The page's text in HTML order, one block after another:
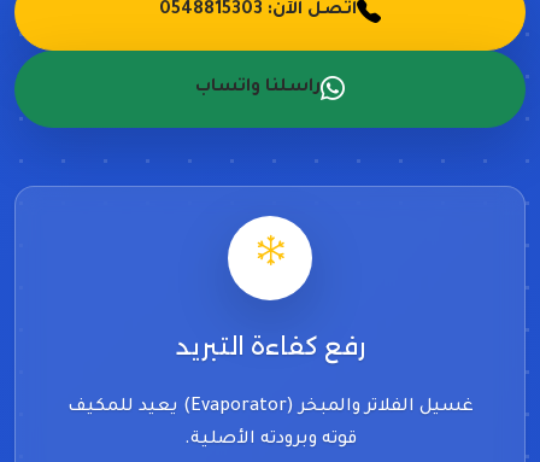
اتصل الآن: 0548815303
راسلنا واتساب
رفع كفاءة التبريد
غسيل الفلاتر والمبخر (Evaporator) يعيد للمكيف
قوته وبرودته الأصلية.